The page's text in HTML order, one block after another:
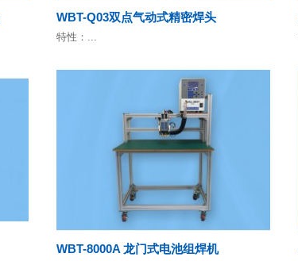
WBT-Q03双点气动式精密焊头
特性：...
WBT-8000A 龙门式电池组焊机